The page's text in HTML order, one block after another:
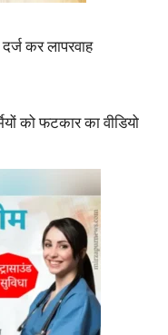
कर लापरवाह
को फटकार का वीडियो